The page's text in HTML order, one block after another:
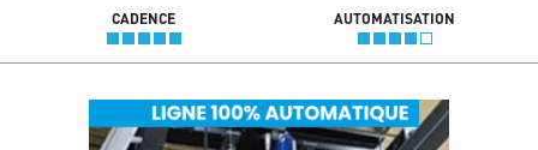
CADENCE AUTOMATISATION